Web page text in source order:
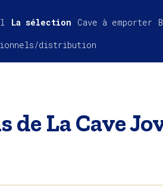
La sélection Cave à emporter
distribution
de La Cave